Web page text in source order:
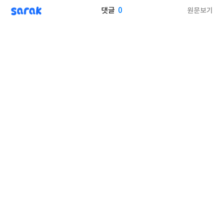
sarak 댓글 0 원문보기